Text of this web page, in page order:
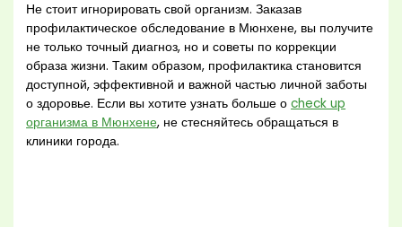
Не стоит игнорировать свой организм. Заказав
профилактическое обследование в Мюнхене, вы получите
не только точный диагноз, но и советы по коррекции
образа жизни. Таким образом, профилактика становится
доступной, эффективной и важной частью личной заботы
о здоровье. Если вы хотите узнать больше оcheck up
организма в Мюнхене, не стесняйтесь обращаться в
клиники города.